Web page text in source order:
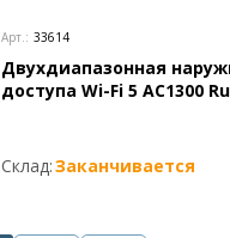
Арт.: 33614
Двухдиапазонная
доступа Wi-Fi 5 AC1300
Склад:Заканчивается